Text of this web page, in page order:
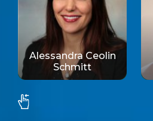
Alessandra Ceolin
Schmitt